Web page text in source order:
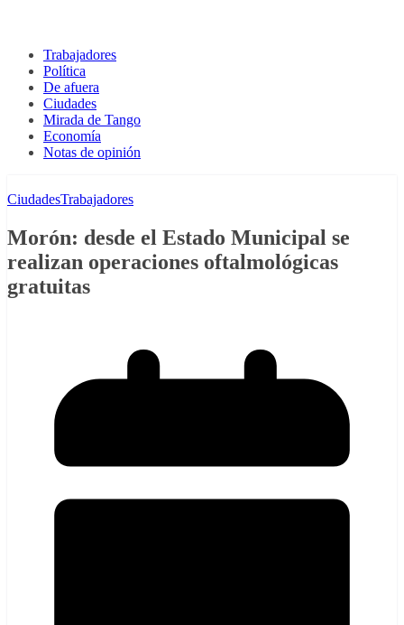
Trabajadores
Política
De afuera
Ciudades
Mirada de Tango
Economía
Notas de opinión
CiudadesTrabajadores
Morón: desde el Estado Municipal se
realizan operaciones oftalmológicas
gratuitas